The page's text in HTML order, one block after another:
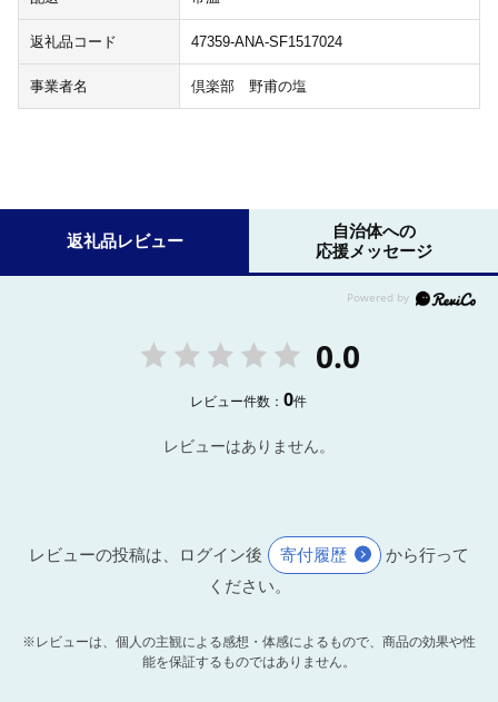
返礼品コード 47359-ANA-SF1517024
事業者名 倶楽部 野甫の塩
返礼品レビュー
自治体への
応援メッセージ
0.0
レビュー件数：0件
レビューはありません。
レビューの投稿は、ログイン後 寄付履歴
から行って
ください。
※レビューは、個人の主観による感想・体感によるもので、商品の効果や性
能を保証するものではありません。